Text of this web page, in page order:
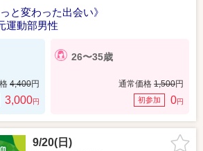
と変わった出会い》
運動部男性
4,400円
3,000円
26〜35歳
通常価格 1,500円
初参加 0円
9/20(日)